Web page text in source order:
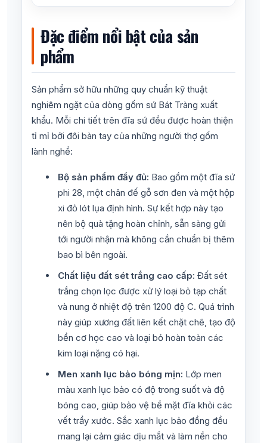
Đặc điểm nổi bật của sản
phẩm
Sản phẩm sở hữu những quy chuẩn kỹ thuật
nghiêm ngặt của dòng gốm sứ Bát Tràng xuất
khẩu. Mỗi chi tiết trên đĩa sứ đều được hoàn thiện
tỉ mỉ bởi đôi bàn tay của những người thợ gốm
lành nghề:
Bộ sản phẩm đầy đủ: Bao gồm một đĩa sứ
phi 28, một chân đế gỗ sơn đen và một hộp
xi đỏ lót lụa định hình. Sự kết hợp này tạo
nên bộ quà tặng hoàn chỉnh, sẵn sàng gửi
tới người nhận mà không cần chuẩn bị thêm
bao bì bên ngoài.
Chất liệu đất sét trắng cao cấp: Đất sét
trắng chọn lọc được xử lý loại bỏ tạp chất
và nung ở nhiệt độ trên 1200 độ C. Quá trình
này giúp xương đất liên kết chặt chẽ, tạo độ
bền cơ học cao và loại bỏ hoàn toàn các
kim loại nặng có hại.
Men xanh lục bảo bóng mịn: Lớp men
màu xanh lục bảo có độ trong suốt và độ
bóng cao, giúp bảo vệ bề mặt đĩa khỏi các
vết trầy xước. Sắc xanh lục bảo đồng đều
mang lại cảm giác dịu mắt và làm nền cho